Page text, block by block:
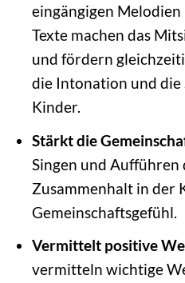
eingängigen
Texte machen das
und fördern
die Intonation und die
Kinder.
Stärkt die
Singen und
Zusammenhalt in der
Gemeinschaftsgefühl.
Vermittelt positive
vermitteln wichtige